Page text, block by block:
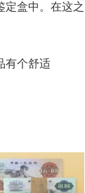
盒中。在这之
有个舒适